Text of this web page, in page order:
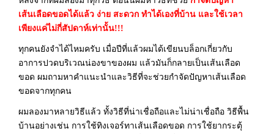
เส้นเลือดขอดได้แล้ว ง่าย สะดวก ทำได้เองที่บ้าน และใช้เวลา
เพียงแค่ไม่กี่สัปดาห์เท่านั้น!!!
ทุกคนยังจำได้ไหมครับ เมื่อปีที่แล้วผมได้เขียนบล็อกเกี่ยวกับ
อาการปวดบริเวณน่องขาของผม แล้วมันก็กลายเป็นเส้นเลือด
ขอด ผมถามหาคำแนะนำและวิธีที่จะช่วยกำจัดปัญหาเส้นเลือด
ขอดจากทุกคน
ผมลองมาหลายวิธีแล้ว ทั้งวิธีที่น่าเชื่อถือและไม่น่าเชื่อถือ วิธีพื้น
บ้านอย่างเช่น การใช้ทิงเจอร์ทาเส้นเลือดขอด การใช้ยากระตุ้